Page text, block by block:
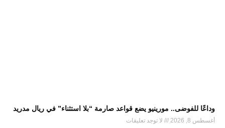
وداعًا للفوضى.. مورينيو يضع قواعد صارمة “بلا استثناء” في ريال مدريد
أغسطس 8, 2026 لا توجد تعليقات